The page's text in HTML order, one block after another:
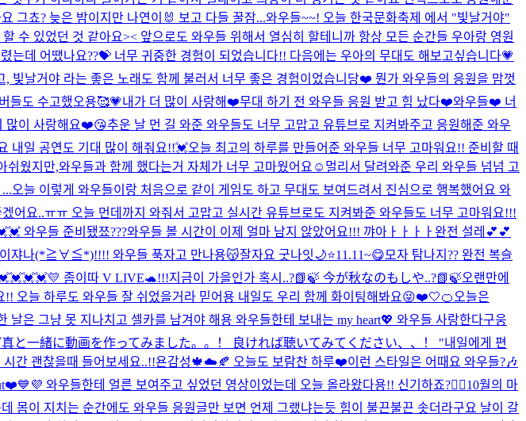
그쵸? 늦은 밤이지만 나연이🐰 보고 다들 꿀잠...와우들~~! 오늘 한국문화축제 에서 "빛날거야"
수 있었던 것 같아요>< 앞으로도 와우들 위해서 열심히 할테니까 항상 모든 순간들 우아랑 영원
데 어땠나요??💝 너무 귀중한 경험이 되었습니다!! 다음에는 우아의 무대도 해보고싶습니다💗
빛날거야 라는 좋은 노래도 함께 불러서 너무 좋은 경험이었습니당❤️ 뭔가 와우들의 응원을 맘껏
들도 수고했오용🥰💗내가 더 많이 사랑해❤️무대 하기 전 와우들 응원 받고 힘 났다❤️와우들❤️ 너
많이 사랑해요❤️😘추운 날 먼 길 와준 와우들도 너무 고맙고 유튜브로 지켜봐주고 응원해준 와우
내일 공연도 기대 많이 해줘요!!💓오늘 최고의 하루를 만들어준 와우들 너무 고마워요!! 준비할 때
웠지만,와우들과 함께 했다는거 자체가 너무 고마웠어요☺️멀리서 달려와준 우리 와우들 넘넘 고
오늘 이렇게 와우들이랑 처음으로 같이 게임도 하고 무대도 보여드려서 진심으로 행복했어요 와
어요..ㅠㅠ 오늘 먼데까지 와줘서 고맙고 실시간 유튜브로도 지켜봐준 와우들도 너무 고마워요!!!
와우들 준비됐쬬???와우들 볼 시간이 이제 얼마 남지 않았어요!!! 꺄아ㅏㅏㅏㅏ완전 설레💕💕
이쟈나(*≧∀≦*)!!!! 와우들 푹자고 만나용😽잘자요 굿나잇🌙⭐️11.11~😋모자 탐나지?? 완전 복슬
💛 좀이따 V LIVE🐢!!!지금이 가을인가 혹시..?📗🍃 今が秋なのもしや..?📗🍃오랜만에
오늘 하루도 와우들 잘 쉬었을거라 믿어용 내일도 우리 함께 화이팅해봐요😜❤️🤍🍊오늘은
날은 그냥 못 지나치고 셀카를 남겨야 해용 와우들한테 보내는 my heart💖 와우들 사랑한다구웅
一緒に動画を作ってみました。。！ 良ければ聴いてみてください、、！ "내일에게 편
간 괜찮을때 들어보세요..!!욘감성🍁☁️🍂 오늘도 보람찬 하루❤️이런 스타일은 어때요 와우들?🎶
와우들한테 얼른 보여주고 싶었던 영상이었는데 오늘 올라왔다용!! 신기하죠?👍🏻10월의 마
몸이 지치는 순간에도 와우들 응원글만 보면 언제 그랬냐는듯 힘이 불끈불끈 솟더라구요 날이 갈